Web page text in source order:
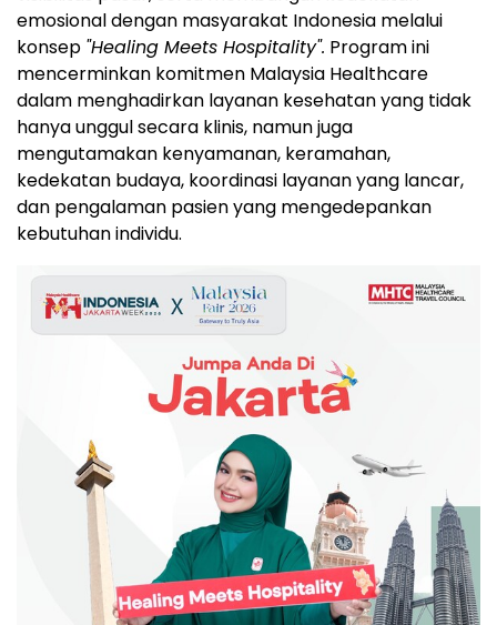
emosional dengan masyarakat Indonesia melalui
konsep "Healing Meets Hospitality". Program ini
mencerminkan komitmen Malaysia Healthcare
dalam menghadirkan layanan kesehatan yang tidak
hanya unggul secara klinis, namun juga
mengutamakan kenyamanan, keramahan,
kedekatan budaya, koordinasi layanan yang lancar,
dan pengalaman pasien yang mengedepankan
kebutuhan individu.